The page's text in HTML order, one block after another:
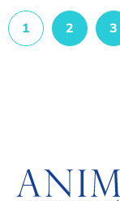
1 2 3